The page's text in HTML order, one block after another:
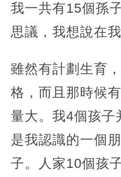
我一共有15個孫
思議，我想說在
雖然有計劃生育
格，而且那時候
量大。我4個孩子
是我認識的一個
子。人家10個孩